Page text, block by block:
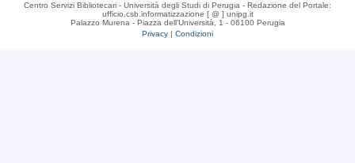
Centro Servizi Bibliotecari - Università degli Studi di Perugia - Redazione del Portale:
ufficio.csb.informatizzazione [ @ ] unipg.it
Palazzo Murena - Piazza dell'Università, 1 - 06100 Perugia
Privacy | Condizioni